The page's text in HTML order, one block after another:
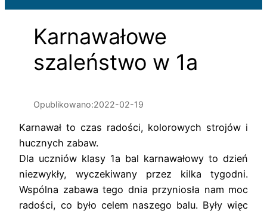
Karnawałowe
szaleństwo w 1a
Opublikowano:2022-02-19
Karnawał to czas radości, kolorowych strojów i
hucznych zabaw.
Dla uczniów klasy 1a bal karnawałowy to dzień
niezwykły, wyczekiwany przez kilka tygodni.
Wspólna zabawa tego dnia przyniosła nam moc
radości, co było celem naszego balu. Były więc